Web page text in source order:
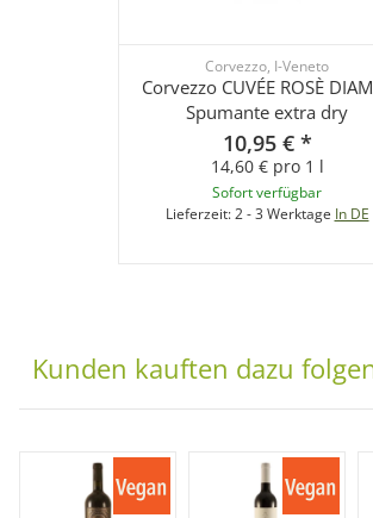
Corvezzo, I-Veneto
Corvezzo CUVÉE ROSÈ
Spumante extra dry
10,95 € *
14,60 € pro 1 l
Sofort verfügbar
Lieferzeit:2 - 3 Werktage In DE
Kunden kauften dazu